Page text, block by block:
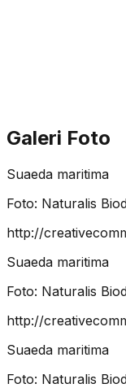
Galeri Foto
Suaeda maritima
Foto: Naturalis
http://
Suaeda maritima
Foto: Naturalis
http://
Suaeda maritima
Foto: Naturalis